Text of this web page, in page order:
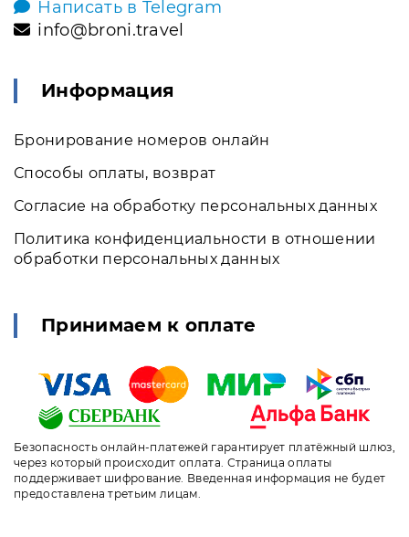
Написать в Telegram
info@broni.travel
Информация
Бронирование номеров онлайн
Способы оплаты, возврат
Согласие на обработку персональных данных
Политика конфиденциальности в отношении
обработки персональных данных
Принимаем к оплате
Безопасность онлайн-платежей гарантирует платёжный шлюз,
через который происходит оплата. Страница оплаты
поддерживает шифрование. Введенная информация не будет
предоставлена третьим лицам.